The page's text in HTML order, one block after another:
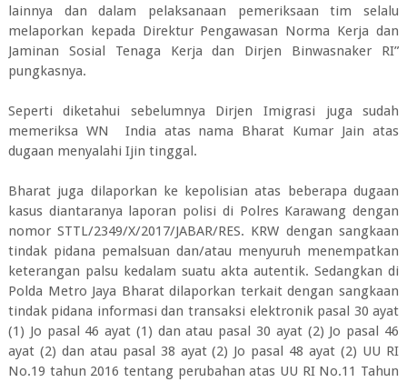
lainnya dan dalam pelaksanaan pemeriksaan tim selalu
melaporkan kepada Direktur Pengawasan Norma Kerja dan
Jaminan Sosial Tenaga Kerja dan Dirjen Binwasnaker RI”
pungkasnya.
Seperti diketahui sebelumnya Dirjen Imigrasi juga sudah
memeriksa WN India atas nama Bharat Kumar Jain atas
dugaan menyalahi Ijin tinggal.
Bharat juga dilaporkan ke kepolisian atas beberapa dugaan
kasus diantaranya laporan polisi di Polres Karawang dengan
nomor STTL/2349/X/2017/JABAR/RES. KRW dengan sangkaan
tindak pidana pemalsuan dan/atau menyuruh menempatkan
keterangan palsu kedalam suatu akta autentik. Sedangkan di
Polda Metro Jaya Bharat dilaporkan terkait dengan sangkaan
tindak pidana informasi dan transaksi elektronik pasal 30 ayat
(1) Jo pasal 46 ayat (1) dan atau pasal 30 ayat (2) Jo pasal 46
ayat (2) dan atau pasal 38 ayat (2) Jo pasal 48 ayat (2) UU RI
No.19 tahun 2016 tentang perubahan atas UU RI No.11 Tahun